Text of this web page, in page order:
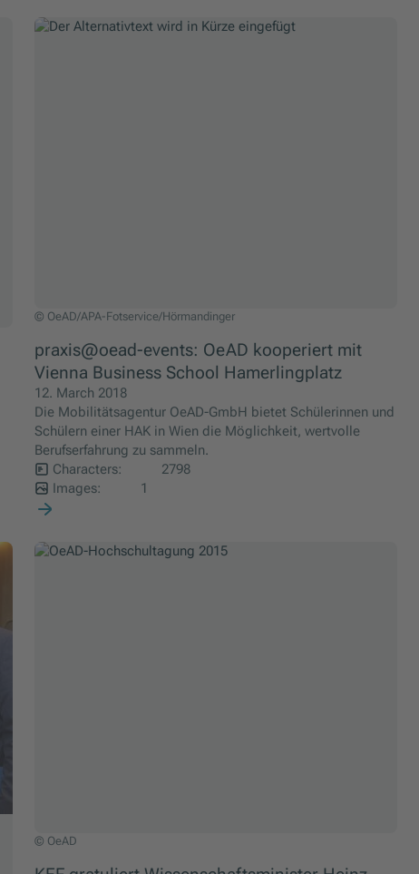
© OeAD/APA-Fotservice/Hörmandinger
OeAD/APA-Fotservice/Hörmandinger
praxis@oead-events: OeAD kooperiert mit
Vienna Business School Hamerlingplatz
12. March 2018
Die Mobilitätsagentur OeAD-GmbH bietet Schülerinnen und
Schülern einer HAK in Wien die Möglichkeit, wertvolle
Berufserfahrung zu sammeln.
Characters:
2798
Images:
1
© OeAD